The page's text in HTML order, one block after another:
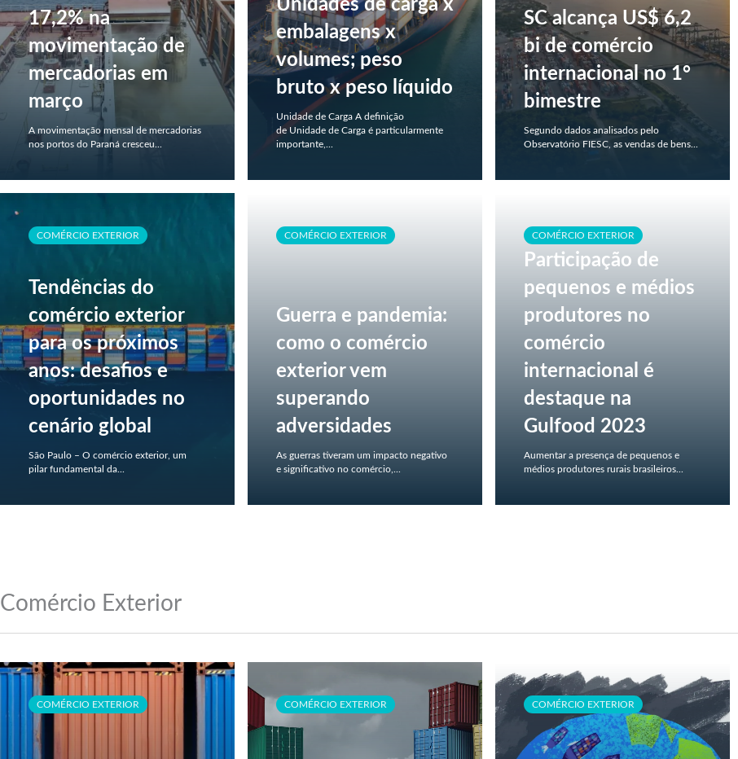
17,2% na
movimentação de
mercadorias em
março
A movimentação mensal de mercadorias
nos portos do Paraná cresceu...
Unidades de carga x
embalagens x
volumes; peso
bruto x peso líquido
Unidade de Carga A definição
de Unidade de Carga é particularmente
importante,...
SC alcança US$ 6,2
bi de comércio
internacional no 1°
bimestre
Segundo dados analisados pelo
Observatório FIESC, as vendas de bens...
COMÉRCIO EXTERIOR
Tendências do
comércio exterior
para os próximos
anos: desafios e
oportunidades no
cenário global
São Paulo – O comércio exterior, um
pilar fundamental da...
COMÉRCIO EXTERIOR
Guerra e pandemia:
como o comércio
exterior vem
superando
adversidades
As guerras tiveram um impacto negativo
e significativo no comércio,...
COMÉRCIO EXTERIOR
Participação de
pequenos e médios
produtores no
comércio
internacional é
destaque na
Gulfood 2023
Aumentar a presença de pequenos e
médios produtores rurais brasileiros...
Comércio Exterior
COMÉRCIO EXTERIOR COMÉRCIO EXTERIOR COMÉRCIO EXTERIOR